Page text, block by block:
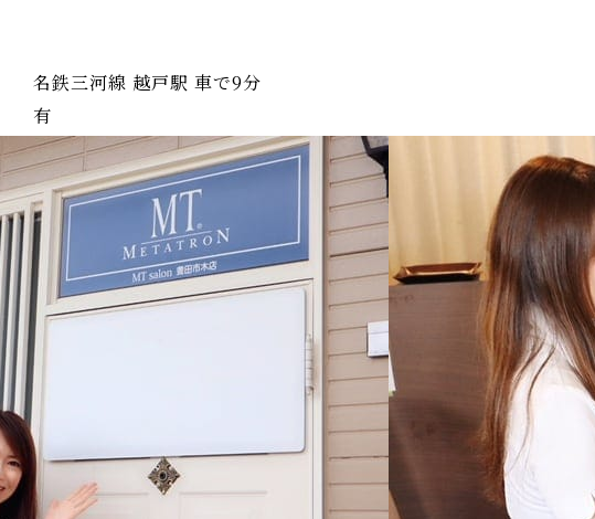
名鉄三河線 越戸駅 車で9分
有